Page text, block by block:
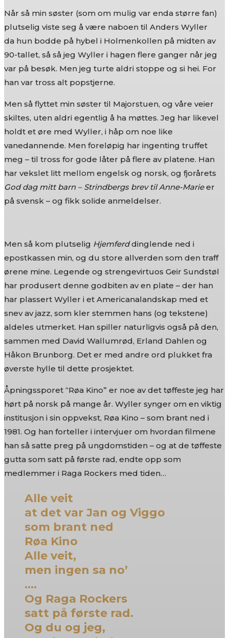
Når så min søster (som om mulig var enda større fan)
plutselig viste seg å være naboen til Anders Wyller
da hun bodde på hybel i Holmenkollen på midten av
90-tallet, så så jeg Wyller i hagen flere ganger når jeg
var på besøk. Men jeg turte aldri stoppe og si hei. For
han var tross alt popstjerne.
Men så flyttet min søster til Majorstuen, og våre veier
skiltes, uten aldri egentlig å ha møttes. Jeg har likevel
holdt et øre med Wyller, i håp om noe like
vanedannende. Men foreløpig har ingenting truffet
meg – til tross for gode låter på flere av platene. Han
har vekslet litt mellom engelsk og norsk, og fjorårets
God dag mitt barn – Strindbergs brev til Anne-Marieer
på svensk – og fikk solide anmeldelser.
Men så kom plutselig Hjemferddinglende ned i
epostkassen min, og du store allverden som den traff
ørene mine. Legende og strengevirtuos Geir Sundstøl
har produsert denne godbiten av en plate – der han
har plassert Wyller i et Americanalandskap med et
snev av jazz, som kler stemmen hans (og tekstene)
aldeles utmerket. Han spiller naturligvis også på den,
sammen med David Wallumrød, Erland Dahlen og
Håkon Brunborg. Det er med andre ord plukket fra
øverste hylle til dette prosjektet.
Åpningssporet “Røa Kino” er noe av det tøffeste jeg har
hørt på norsk på mange år. Wyller synger om en viktig
institusjon i sin oppvekst, Røa Kino – som brant ned i
1981. Og han forteller i intervjuer om hvordan filmene
han så satte preg på ungdomstiden – og at de tøffeste
gutta som satt på første rad, endte opp som
medlemmer i Raga Rockers med tiden…
Alle veit
at det var Jan og Viggo
som brant ned
Røa Kino
Alle veit,
men ingen sa no’
….
Og Raga Rockers
satt på første rad.
Og du og jeg,